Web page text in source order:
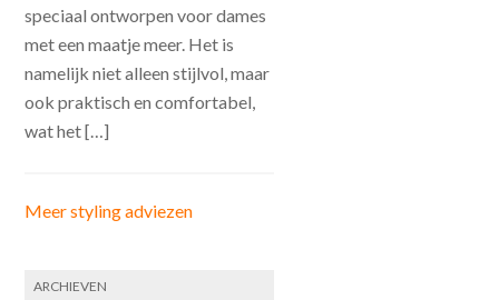
speciaal ontworpen voor dames
met een maatje meer. Het is
namelijk niet alleen stijlvol, maar
ook praktisch en comfortabel,
wat het […]
Meer styling adviezen
ARCHIEVEN